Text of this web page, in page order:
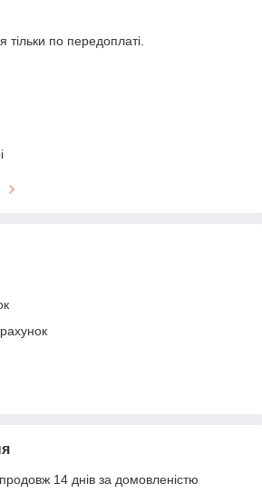
тільки по передоплаті.
14 днів за домовленістю